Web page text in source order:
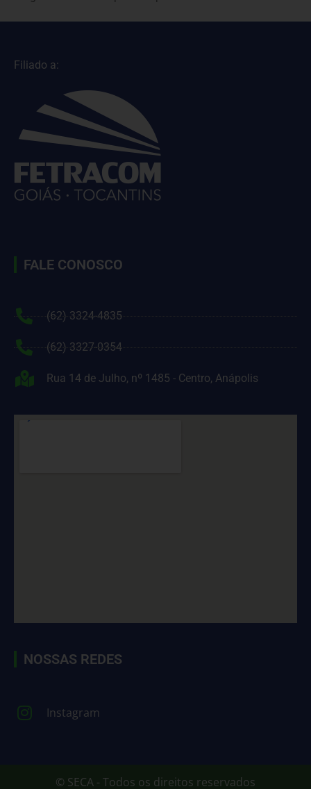
Filiado a:
FALE CONOSCO
(62) 3324-4835
(62) 3327-0354
Rua 14 de Julho, nº 1485 - Centro, Anápolis
NOSSAS REDES
Instagram
© SECA - Todos os direitos reservados